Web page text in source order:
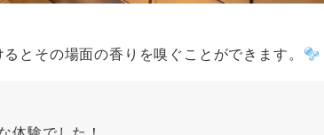
とその場面の香りを嗅ぐことができます。